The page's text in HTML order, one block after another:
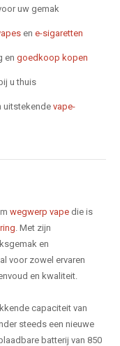
uw gemak
en e-sigaretten
en goedkoop kopen
u thuis
uitstekende vape-
wegwerp vape die is
. Met zijn
en
voor zowel ervaren
en kwaliteit.
capaciteit van
steeds een nieuwe
batterij van 850